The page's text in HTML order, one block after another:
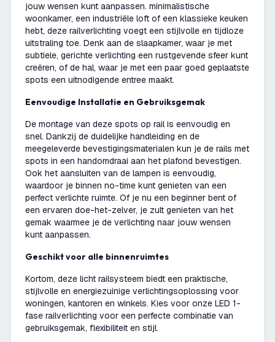
jouw wensen kunt aanpassen. minimalistische
woonkamer, een industriële loft of een klassieke keuken
hebt, deze railverlichting voegt een stijlvolle en tijdloze
uitstraling toe. Denk aan de slaapkamer, waar je met
subtiele, gerichte verlichting een rustgevende sfeer kunt
creëren, of de hal, waar je met een paar goed geplaatste
spots een uitnodigende entree maakt.
Eenvoudige Installatie en Gebruiksgemak
De montage van deze spots op rail is eenvoudig en
snel. Dankzij de duidelijke handleiding en de
meegeleverde bevestigingsmaterialen kun je de rails met
spots in een handomdraai aan het plafond bevestigen.
Ook het aansluiten van de lampen is eenvoudig,
waardoor je binnen no-time kunt genieten van een
perfect verlichte ruimte. Of je nu een beginner bent of
een ervaren doe-het-zelver, je zult genieten van het
gemak waarmee je de verlichting naar jouw wensen
kunt aanpassen.
Geschikt voor alle binnenruimtes
Kortom, deze licht railsysteem biedt een praktische,
stijlvolle en energiezuinige verlichtingsoplossing voor
woningen, kantoren en winkels. Kies voor onze LED 1-
fase railverlichting voor een perfecte combinatie van
gebruiksgemak, flexibiliteit en stijl.